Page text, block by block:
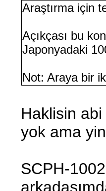
Araştırma için
Açıkçası bu
Japonyadaki
Not: Araya bir
Haklisin
yok ama
SCPH-